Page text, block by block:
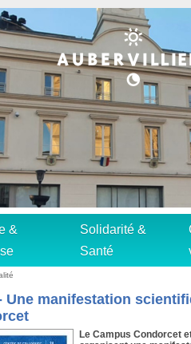
&
Solidarité &
Santé
Une manifestation
Le Campus Condorcet